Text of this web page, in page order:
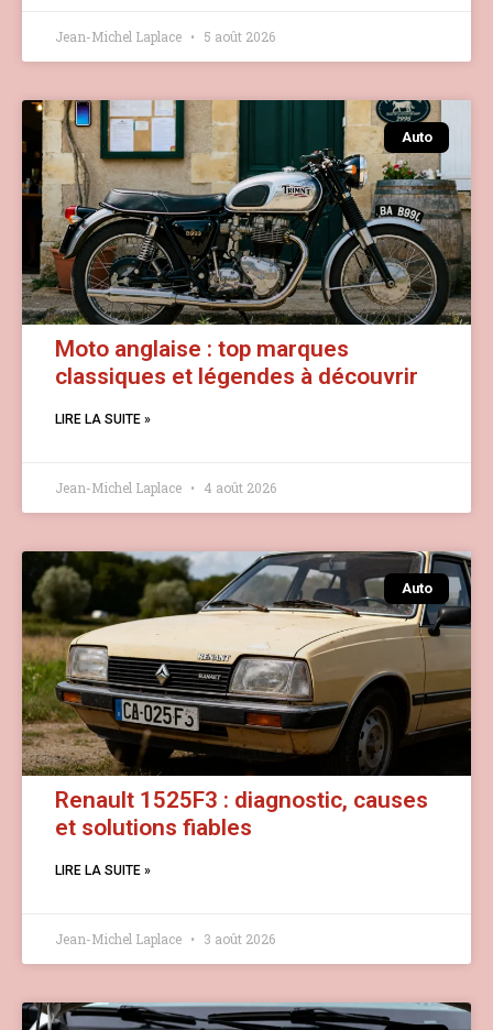
Jean-Michel Laplace 5 août 2026
Auto
Moto anglaise : top marques
classiques et légendes à découvrir
LIRE LA SUITE »
Jean-Michel Laplace 4 août 2026
Auto
Renault 1525F3 : diagnostic, causes
et solutions fiables
LIRE LA SUITE »
Jean-Michel Laplace 3 août 2026